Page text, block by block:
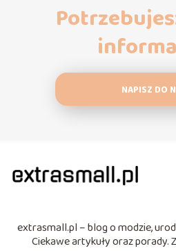
NAPISZ DO
extrasmall.pl – blog o modzie,
Ciekawe artykuły oraz porady.